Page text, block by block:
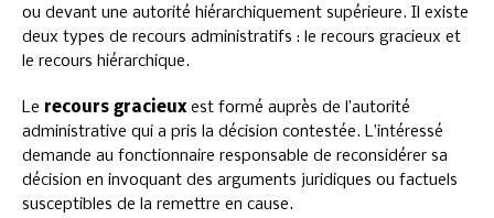
ou devant une autorité hiérarchiquement supérieure. Il existe
deux types de recours administratifs : le recours gracieux et
le recours hiérarchique.
Le recours gracieux est formé auprès de l’autorité
administrative qui a pris la décision contestée. L’intéressé
demande au fonctionnaire responsable de reconsidérer sa
décision en invoquant des arguments juridiques ou factuels
susceptibles de la remettre en cause.